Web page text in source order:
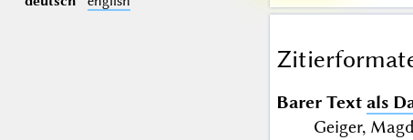
Barer Text als
Geiger,